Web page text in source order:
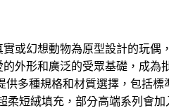
或幻想動物為原型設計的玩偶
外形和廣泛的受眾基礎，成為
多種規格和材質選擇，包括
短絨填充，部分高端系列會加